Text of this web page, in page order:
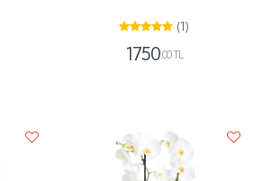
(1)
1750,00 TL